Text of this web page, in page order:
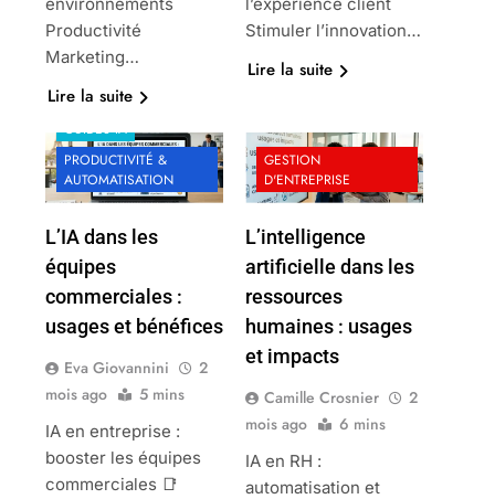
Productivité
Marketing…
Lire la suite
Stimuler l’innovation…
Lire la suite
DÉVELOPPEMENT
COMMERCIAL
D'ENTREPRISE
GUIDES IA
PRODUCTIVITÉ &
AUTOMATISATION
L’IA dans les
équipes
commerciales :
usages et bénéfices
Eva Giovannini
2
mois ago
5 mins
IA en entreprise :
booster les équipes
commerciales 📑
GESTION
D'ENTREPRISE
L’intelligence
artificielle dans les
ressources
humaines : usages
et impacts
Camille Crosnier
2
mois ago
6 mins
IA en RH :
automatisation et